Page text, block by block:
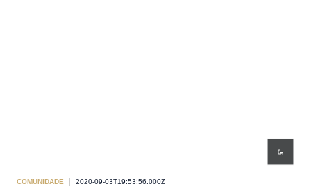
COMUNIDADE 2020-09-03T19:53:56.000Z